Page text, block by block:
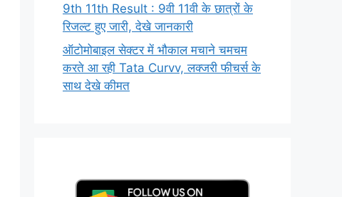
9th 11th Result : 9वी 11वी के छात्रों के
रिजल्ट हुए जारी, देखे जानकारी
ऑटोमोबाइल सेक्टर में भौकाल मचाने चमचम
करते आ रही Tata Curvv, लक्जरी फीचर्स के
साथ देखे कीमत